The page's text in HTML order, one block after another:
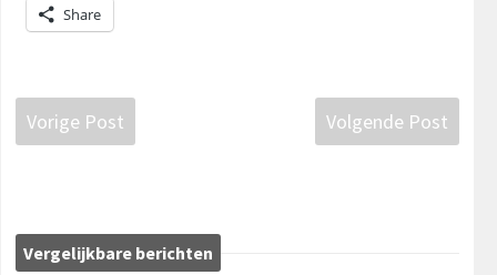
Share
Vorige Post Volgende Post
Vergelijkbare berichten